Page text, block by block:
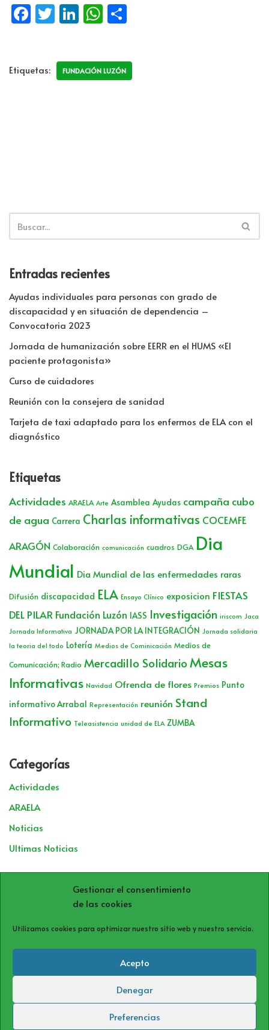
Gestionar el consentimiento
de las cookies
Utilizamos cookies para optimizar nuestro sitio web y nuestro servicio.
Acepto
Denegar
Preferencias
Fa
o
T
er
Li
e
W
s p
Etiquetas: FUNDACIÓN LUZÓN
Entradas recientes
Ayudas individuales para personas con grado de
discapacidad y en situación de dependencia –
Convocatoria 2023
Jornada de humanización sobre EERR en el HUMS «El
paciente protagonista»
Curso de cuidadores
Reunión con la consejera de sanidad
Tarjeta de taxi adaptado para los enfermos de ELA con el
diagnóstico
Etiquetas
Actividades ARAELA Arte Asamblea Ayudas campaña cubo
de agua Carrera Charlas informativas COCEMFE
ARAGÓN Colaboración comunicación cuadros DGA Dia
Mundial Dia Mundial de las enfermedades raras
Difusión discapacidad ELA Ensayo Clínico exposicion FIESTAS
DEL PILAR Fundación Luzón IASS Investigación iriscom Jaca
Jornada Informativa JORNADA POR LA INTEGRACIÓN Jornada solidaria
la teoria del todo Lotería Medios de Cominicación Medios de
Comunicación; Radio Mercadillo SolidarioMesas
Informativas Navidad Ofrenda de flores Premios Punto
informativo Arrabal Representación reunión Stand
Informativo Teleasistencia unidad de ELA ZUMBA
Categorías
Actividades
ARAELA
Noticias
Ultimas Noticias
Política de privacidad
Aviso Legal